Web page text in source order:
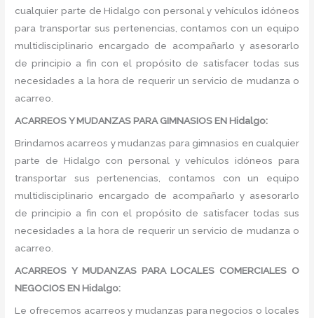
cualquier parte de Hidalgo con personal y vehículos idóneos
para transportar sus pertenencias, contamos con un equipo
multidisciplinario encargado de acompañarlo y asesorarlo
de principio a fin con el propósito de satisfacer todas sus
necesidades a la hora de requerir un servicio de mudanza o
acarreo.
ACARREOS Y MUDANZAS PARA GIMNASIOS EN Hidalgo:
Brindamos acarreos y mudanzas para gimnasios en cualquier
parte de Hidalgo con personal y vehículos idóneos para
transportar sus pertenencias, contamos con un equipo
multidisciplinario encargado de acompañarlo y asesorarlo
de principio a fin con el propósito de satisfacer todas sus
necesidades a la hora de requerir un servicio de mudanza o
acarreo.
ACARREOS Y MUDANZAS PARA LOCALES COMERCIALES O
NEGOCIOS EN Hidalgo:
Le ofrecemos acarreos y mudanzas para negocios o locales